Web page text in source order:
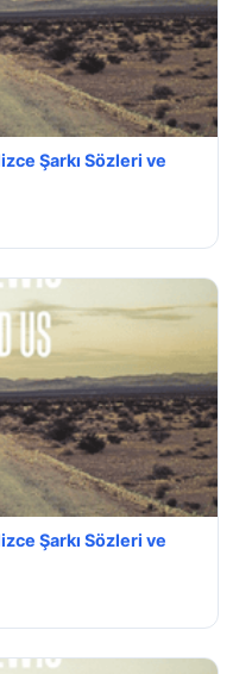
Şarkı Sözleri ve
Şarkı Sözleri ve